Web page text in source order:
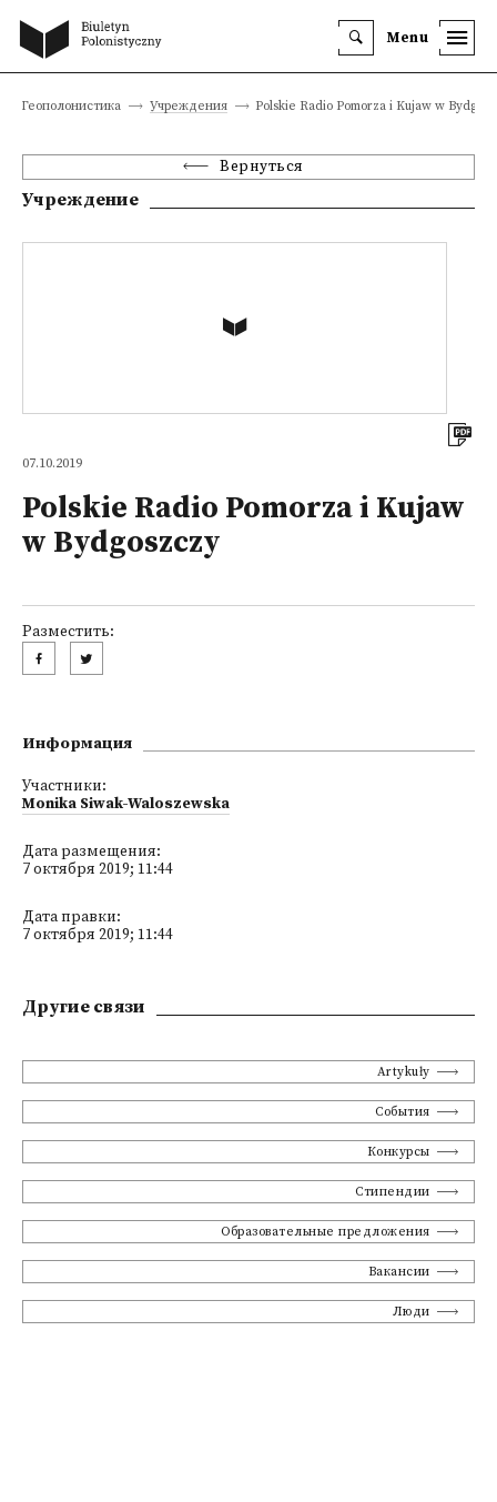
Menu
Геополонистика Учреждения Polskie Radio Pomorza i Kujaw w
Вернуться
Учреждение
07.10.2019
Polskie Radio Pomorza i Kujaw
w Bydgoszczy
Разместить:
Информация
Участники:
Monika Siwak-Waloszewska
Дата размещения:
7 октября 2019; 11:44
Дата правки:
7 октября 2019; 11:44
Другие связи
Artykuły
События
Конкурсы
Стипендии
Образовательные предложения
Вакансии
Люди